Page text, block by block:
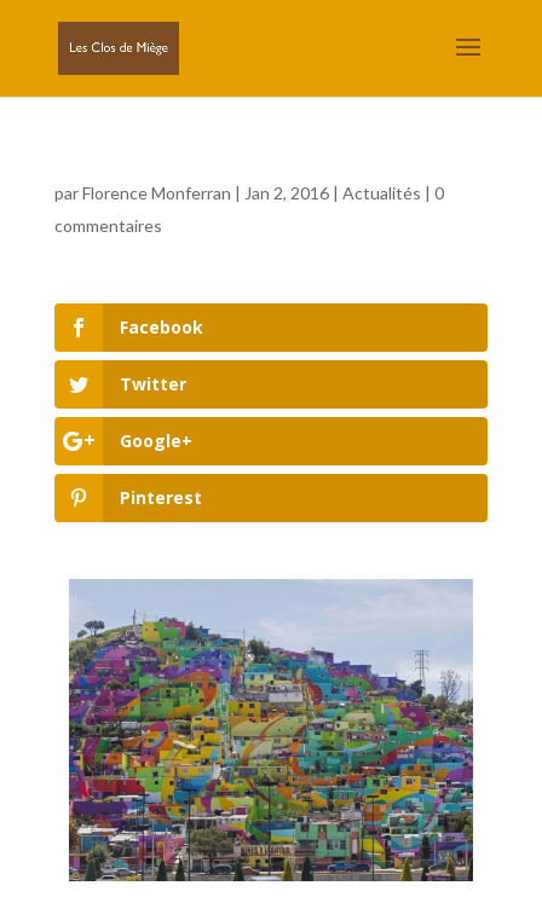
parFlorence Monferran | Jan 2, 2016| Actualités | 0
commentaires
Facebook
Twitter
Google+
Pinterest